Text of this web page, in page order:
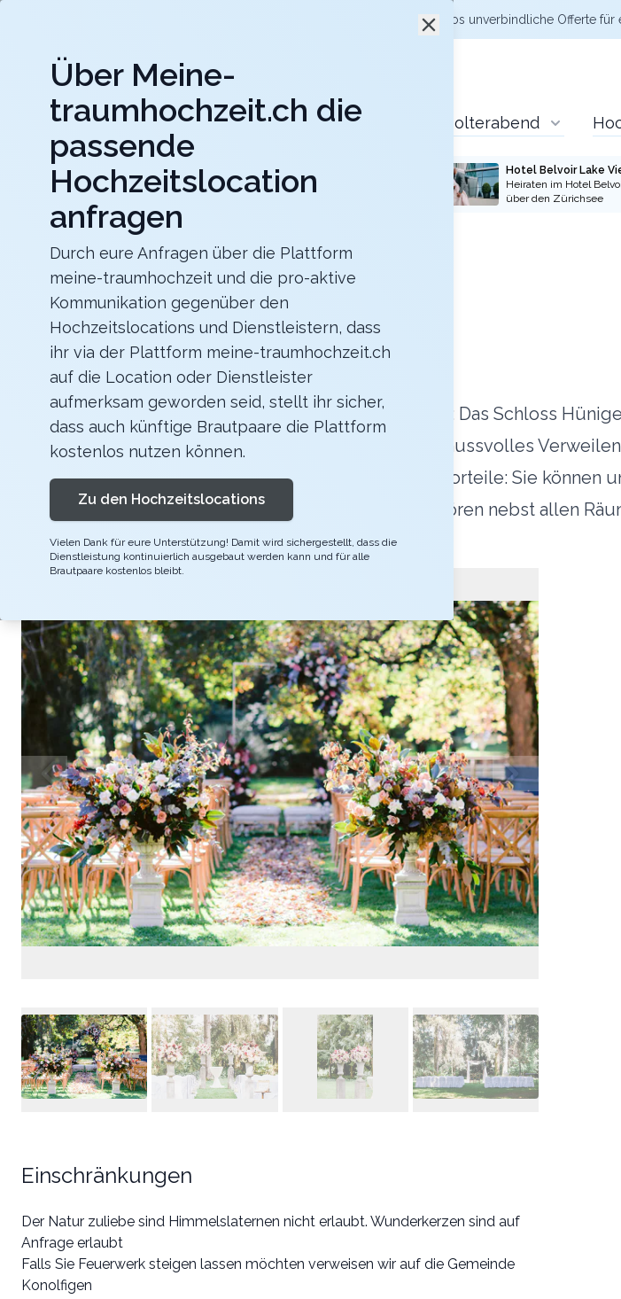
Jetzt kostenlos unverbindliche Offertefür
meine-traumhochzeit.ch
Hochzeitslocations Hochzeitsdienstleister Polterabend
Gurten-Pavillon
Für eure Hochzeit auf dem Gurten mit einer
Hotel Belvoir Lake
Heiraten im Hotel
über den Zürichsee
Zurück zur Suche
Schloss Hünigen
4.6
Zeremonie
BE
KonolfingenMerkliste Link teilen
Hochzeitslocation und Boutique Hotel im Emmental: Das Schloss
einzigartiger Ort für unvergessliches Feiern und genussvolles
exklusiv zur Verfügung. Dabei geniessen Sie viele Vorteile: Sie
geniessen viel Flexibilität. Zur Exklusivnutzung gehören nebst allen
Einschränkungen
Der Natur zuliebe sind Himmelslaternen nicht erlaubt. Wunderkerzen sind auf
Anfrage erlaubt
Falls Sie Feuerwerk steigen lassen möchten verweisen wir auf die Gemeinde
Konolfigen
Über Meine-
traumhochzeit.ch die
passende
Hochzeitslocation
anfragen
Durch eure Anfragen über die Plattform
meine-traumhochzeit und die pro-aktive
Kommunikation gegenüber den
Hochzeitslocations und Dienstleistern, dass
ihr via der Plattform meine-traumhochzeit.ch
auf die Location oder Dienstleister
aufmerksam geworden seid, stellt ihr sicher,
dass auch künftige Brautpaare die Plattform
kostenlos nutzen können.
Zu den Hochzeitslocations
Vielen Dank für eure Unterstützung! Damit wird sichergestellt, dass die
Dienstleistung kontinuierlich ausgebaut werden kann und für alle
Brautpaare kostenlos bleibt.